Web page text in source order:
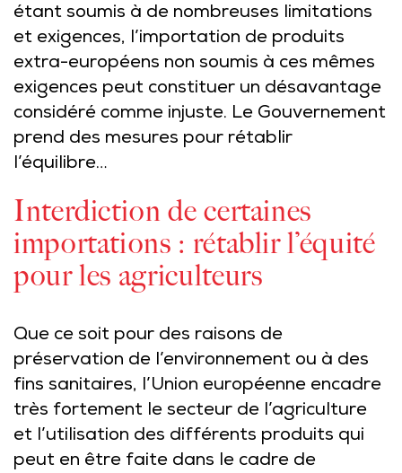
étant soumis à de nombreuses limitations
et exigences, l’importation de produits
extra-européens non soumis à ces mêmes
exigences peut constituer un désavantage
considéré comme injuste. Le Gouvernement
prend des mesures pour rétablir
l’équilibre…
Interdiction de certaines
importations : rétablir l’équité
pour les agriculteurs
Que ce soit pour des raisons de
préservation de l’environnement ou à des
fins sanitaires, l’Union européenne encadre
très fortement le secteur de l’agriculture
et l’utilisation des différents produits qui
peut en être faite dans le cadre de